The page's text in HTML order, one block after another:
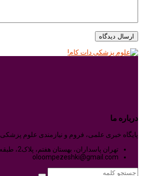
درباره ما
پایگاه خبری علمی، فروم و نیازمندی علوم پزشکی
تهران پاسداران، بهستان هفتم، پلاک2، طبقه 1-
oloompezeshki@gmail.com